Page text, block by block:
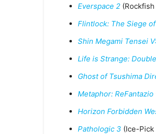
Everspace 2
Flintlock: The Siege
Shin Megami Tensei
Life is Strange:
Ghost of Tsushima
Metaphor: ReFantazio
Horizon Forbidden
Pathologic 3 (Ice-Pick